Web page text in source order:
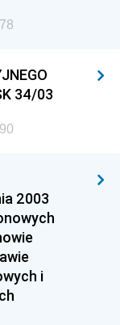
34/03
2003
i